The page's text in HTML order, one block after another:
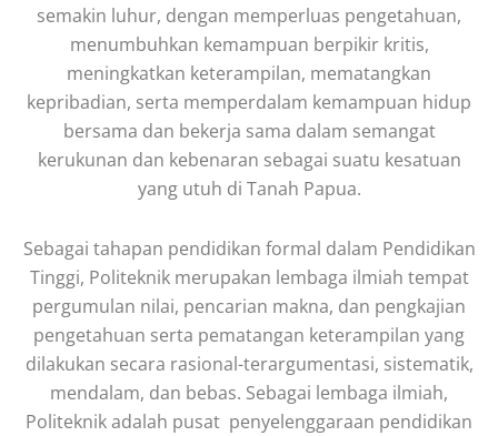
semakin luhur, dengan memperluas pengetahuan,
menumbuhkan kemampuan berpikir kritis,
meningkatkan keterampilan, mematangkan
kepribadian, serta memperdalam kemampuan hidup
bersama dan bekerja sama dalam semangat
kerukunan dan kebenaran sebagai suatu kesatuan
yang utuh di Tanah Papua.
Sebagai tahapan pendidikan formal dalam Pendidikan
Tinggi, Politeknik merupakan lembaga ilmiah tempat
pergumulan nilai, pencarian makna, dan pengkajian
pengetahuan serta pematangan keterampilan yang
dilakukan secara rasional-terargumentasi, sistematik,
mendalam, dan bebas. Sebagai lembaga ilmiah,
Politeknik adalah pusat penyelenggaraan pendidikan